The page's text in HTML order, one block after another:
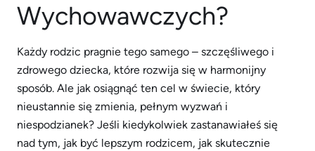
Wychowawczych?
Każdy rodzic pragnie tego samego – szczęśliwego i
zdrowego dziecka, które rozwija się w harmonijny
sposób. Ale jak osiągnąć ten cel w świecie, który
nieustannie się zmienia, pełnym wyzwań i
niespodzianek? Jeśli kiedykolwiek zastanawiałeś się
nad tym, jak być lepszym rodzicem, jak skutecznie